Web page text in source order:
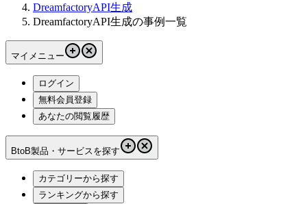
DreamfactoryAPI生成
DreamfactoryAPI生成の事例一覧
マイメニュー
ログイン
無料会員登録
あなたの閲覧履歴
BtoB製品・サービスを探す
カテゴリーから探す
ランキングから探す